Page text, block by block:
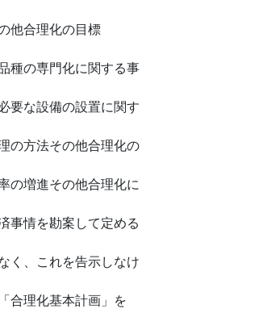
他合理化の目標
種の専門化に関する事
要な設備の設置に関す
の方法その他合理化の
の増進その他合理化に
事情を勘案して定める
く、これを告示しなけ
合理化基本計画」を